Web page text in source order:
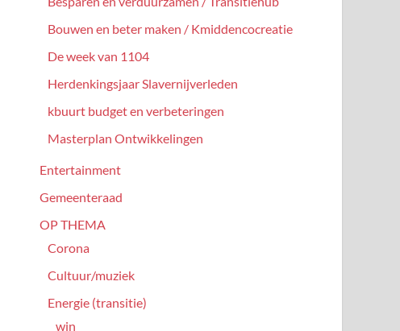
Bouwen en beter maken / Kmiddencocreatie
De week van 1104
Herdenkingsjaar Slavernijverleden
kbuurt budget en verbeteringen
Masterplan Ontwikkelingen
Entertainment
Gemeenteraad
OP THEMA
Corona
Cultuur/muziek
Energie (transitie)
win